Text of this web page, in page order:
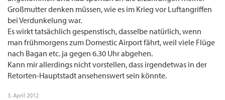
Großmutter denken müssen, wie es im Krieg vor Luftangriffen
bei Verdunkelung war.
Es wirkt tatsächlich gespenstisch, dasselbe natürlich, wenn
man frühmorgens zum Domestic Airport fährt, weil viele Flüge
nach Bagan etc. ja gegen 6.30 Uhr abgehen.
Kann mir allerdings nicht vorstellen, dass irgendetwas in der
Retorten-Hauptstadt ansehenswert sein könnte.
3. April 2012